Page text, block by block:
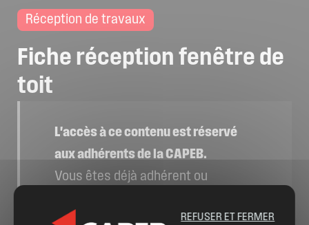
Nos partenaires
Billetterie
Réception de travaux
Fiche réception fenêtre de
toit
L'accès à ce contenu est réservé
aux adhérents de la CAPEB.
Vous êtes déjà adhérent ou
REFUSER ET FERMER